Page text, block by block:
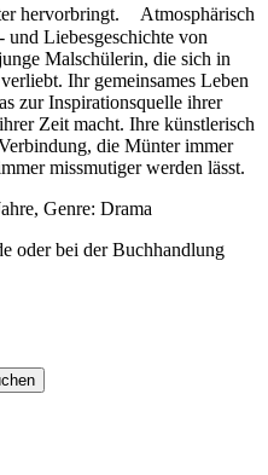
hervorbringt. Atmosphärisch
und Liebesgeschichte von
Malschülerin, die sich in
Ihr gemeinsames Leben
zur Inspirationsquelle ihrer
Zeit macht. Ihre künstlerisch
die Münter immer
missmutiger werden lässt.
Genre: Drama
oder bei der Buchhandlung